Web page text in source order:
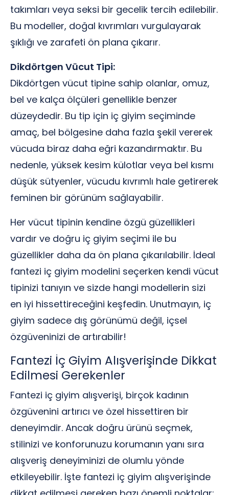
takımları veya seksi bir gecelik tercih edilebilir.
Bu modeller, doğal kıvrımları vurgulayarak
şıklığı ve zarafeti ön plana çıkarır.
Dikdörtgen Vücut Tipi:
Dikdörtgen vücut tipine sahip olanlar, omuz,
bel ve kalça ölçüleri genellikle benzer
düzeydedir. Bu tip için iç giyim seçiminde
amaç, bel bölgesine daha fazla şekil vererek
vücuda biraz daha eğri kazandırmaktır. Bu
nedenle, yüksek kesim külotlar veya bel kısmı
düşük sütyenler, vücudu kıvrımlı hale getirerek
feminen bir görünüm sağlayabilir.
Her vücut tipinin kendine özgü güzellikleri
vardır ve doğru iç giyim seçimi ile bu
güzellikler daha da ön plana çıkarılabilir. İdeal
fantezi iç giyim modelini seçerken kendi vücut
tipinizi tanıyın ve sizde hangi modellerin sizi
en iyi hissettireceğini keşfedin. Unutmayın, iç
giyim sadece dış görünümü değil, içsel
özgüveninizi de artırabilir!
Fantezi İç Giyim Alışverişinde Dikkat
Edilmesi Gerekenler
Fantezi iç giyim alışverişi, birçok kadının
özgüvenini artırıcı ve özel hissettiren bir
deneyimdir. Ancak doğru ürünü seçmek,
stilinizi ve konforunuzu korumanın yanı sıra
alışveriş deneyiminizi de olumlu yönde
etkileyebilir. İşte fantezi iç giyim alışverişinde